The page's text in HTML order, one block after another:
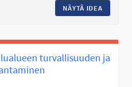
NÄYTÄ IDEA
turvallisuuden ja